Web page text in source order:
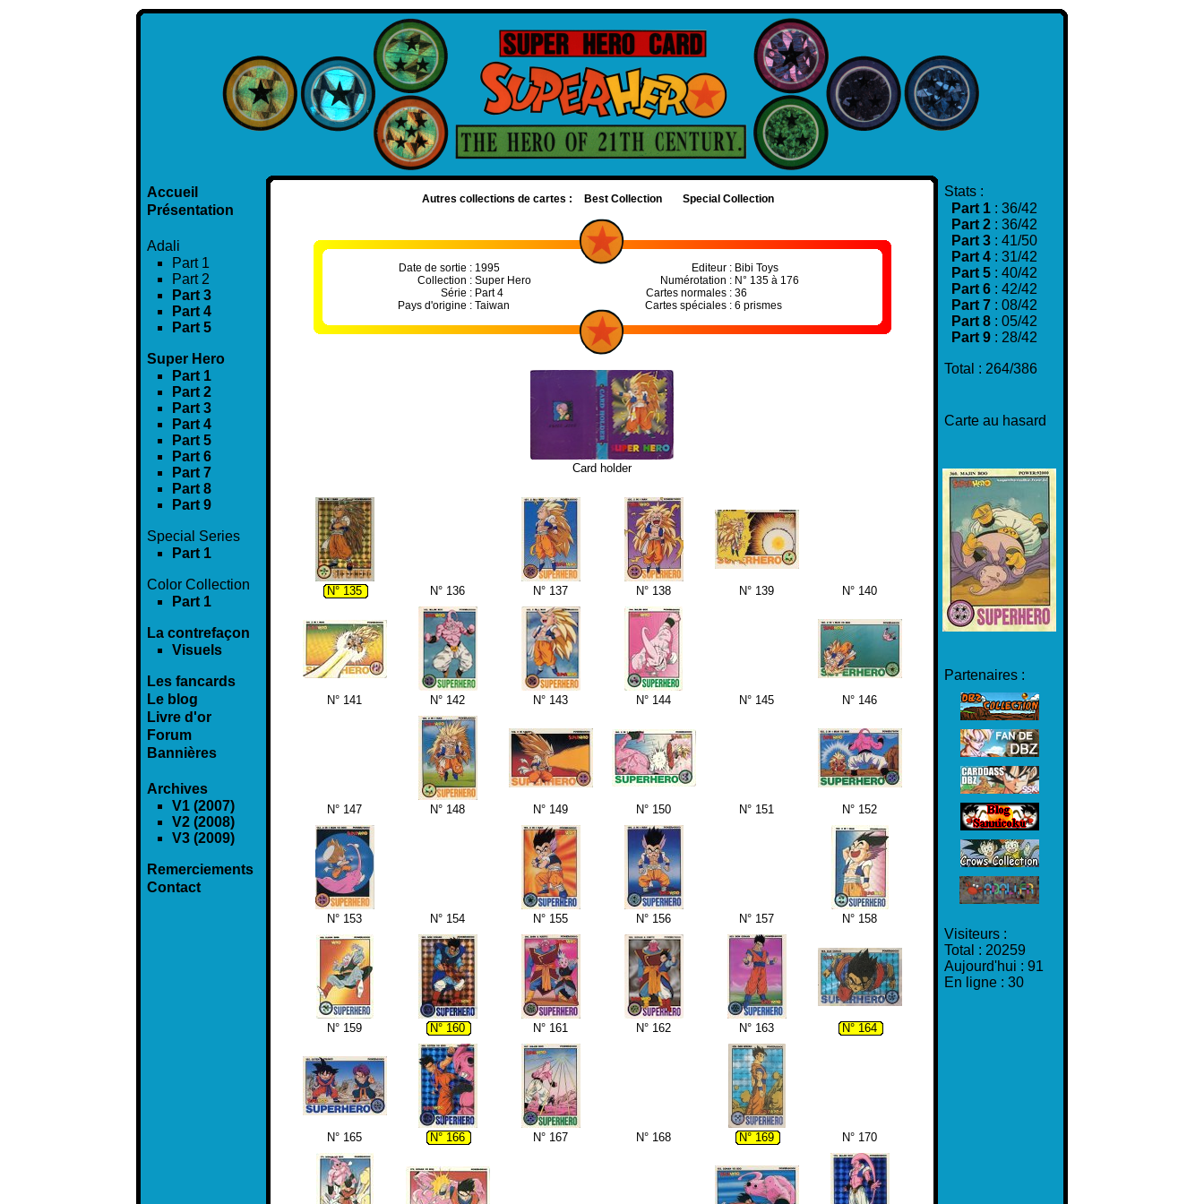
Accueil
Présentation
Adali
Part 1
Part 2
Part 3
Part 4
Part 5
Super Hero
Part 1
Part 2
Part 3
Part 4
Part 5
Part 6
Part 7
Part 8
Part 9
Special Series
Part 1
Color Collection
Part 1
La contrefaçon
Visuels
Les fancards
Le blog
Livre d'or
Forum
Bannières
Archives
V1 (2007)
V2 (2008)
V3 (2009)
Remerciements
Contact
Stats :
Part 1 : 36/42
Part 2 : 36/42
Part 3 : 41/50
Part 4 : 31/42
Part 5 : 40/42
Part 6 : 42/42
Part 7 : 08/42
Part 8 : 05/42
Part 9 : 28/42
Total : 264/386
Carte au hasard
Partenaires :
Visiteurs :
Total : 20259
Aujourd'hui : 91
En ligne : 30
Autres collections de cartes : Best Collection Special Collection
Date de sortie :
Collection :
Série :
Pays d'origine :
1995
Super Hero
Part 4
Taiwan
Editeur :
Numérotation :
Cartes normales :
Cartes spéciales :
Bibi Toys
N° 135 à 176
36
6 prismes
Card holder
N° 135 N° 136 N° 137 N° 138 N° 139 N° 140
N° 141 N° 142 N° 143 N° 144 N° 145 N° 146
N° 147 N° 148 N° 149 N° 150 N° 151 N° 152
N° 153 N° 154 N° 155 N° 156 N° 157 N° 158
N° 159 N° 160 N° 161 N° 162 N° 163 N° 164
N° 165 N° 166 N° 167 N° 168 N° 169 N° 170